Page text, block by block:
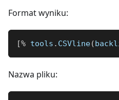
Format wyniku:
[% tools . CSVline(
Nazwa pliku: